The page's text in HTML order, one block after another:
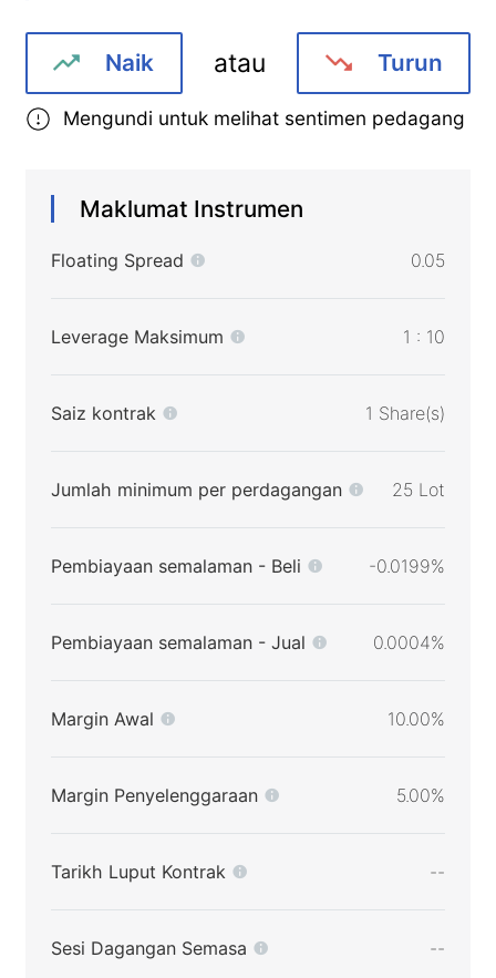
Naik atau Turun
Mengundi untuk melihat sentimen pedagang
Maklumat Instrumen
Floating Spread 0.05
Leverage Maksimum 1 : 10
Saiz kontrak 1 Share(s)
Jumlah minimum per perdagangan 25 Lot
Pembiayaan semalaman - Beli -0.0199%
Pembiayaan semalaman - Jual 0.0004%
Margin Awal 10.00%
Margin Penyelenggaraan 5.00%
Tarikh Luput Kontrak --
Sesi Dagangan Semasa --